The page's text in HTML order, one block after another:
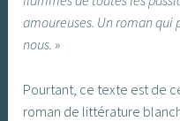
amoureuses. Un roman qui
nous. »
Pourtant, ce texte est de
roman de littérature